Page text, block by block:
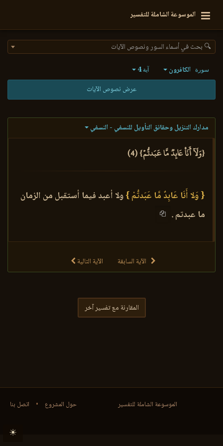
الموسوعة الشاملة للتفسير
🔍 بحث في أسماء السور ونصوص الآيات
سورة الكافرون آية4
عرض نصوص الآيات
مدارك التنزيل وحقائق التأويل للنسفي - النسفي
{وَلَآ أَنَا۠ عَابِدٞ مَّا عَبَدتُّمۡ} (4)
{ وَلا أَنَا عَابِدٌ مَّا عَبَدتُّمْ }ولا أعبد فيما أستقبل من الزمان
ما عبدتم .
الآية السابقة الآية التالية
المقارنة مع تفسير آخر
حول المشروع • اتصل بنا الموسوعة الشاملة للتفسير
☀